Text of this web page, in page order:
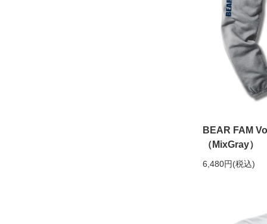
BEAR FAM
（MixGray）
6,480円(税込)